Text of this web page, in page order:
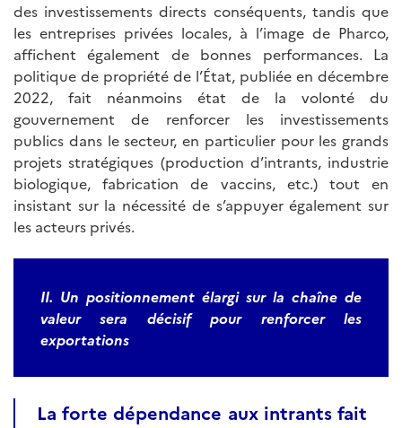
des investissements directs conséquents, tandis que
les entreprises privées locales, à l’image de Pharco,
affichent également de bonnes performances.
La
politique de propriété de l’État, publiée en décembre
2022, fait néanmoins état de la volonté du
gouvernement de renforcer les investissements
publics dans le secteur, en particulier pour les grands
projets stratégiques (production d’intrants, industrie
biologique, fabrication de vaccins, etc.) tout en
insistant sur la nécessité de s’appuyer également sur
les acteurs privés.
II. Un positionnement élargi sur la chaîne de
valeur sera décisif pour renforcer les
exportations
La forte dépendance aux intrants fait